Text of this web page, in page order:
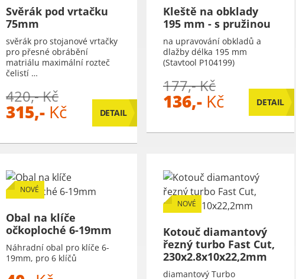
Svěrák pod vrtačku
75mm
svěrák pro stojanové vrtačky
pro přesné obrábění
matriálu maximální rozteč
čelistí …
420,- Kč
315,- Kč DETAIL
Kleště na obklady
195 mm - s pružinou
na upravování obkladů a
dlažby délka 195 mm
(Stavtool P104199)
177,- Kč
136,-Kč DETAIL
NOVÉ
Obal na klíče
očkoploché 6-19mm
Náhradní obal pro klíče 6-
19mm, pro 6 klíčů
NOVÉ
Kotouč diamantový
řezný turbo Fast Cut,
230x2.8x10x22,2mm
diamantový Turbo